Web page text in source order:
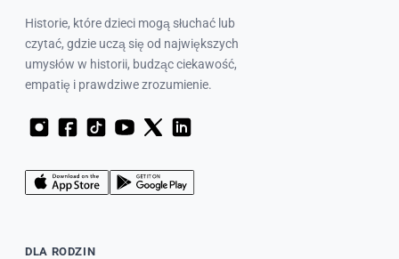
Historie, które dzieci mogą słuchać lub
czytać, gdzie uczą się od największych
umysłów w historii, budząc ciekawość,
empatię i prawdziwe zrozumienie.
DLA RODZIN